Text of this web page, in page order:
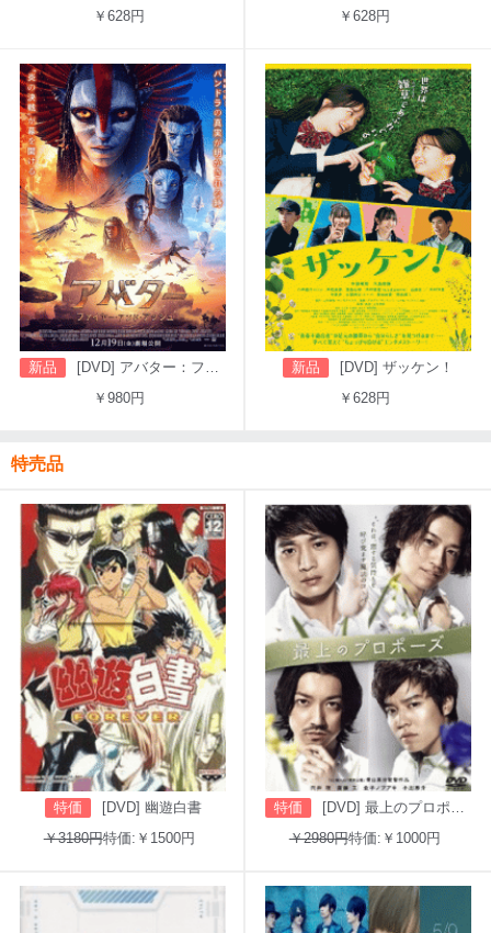
￥628円
￥628円
新品
[DVD] アバター：ファイヤー・アンド・アッシュ
￥980円
新品
[DVD] ザッケン！
￥628円
特売品
特価
[DVD] 幽遊白書
￥3180円特価:￥1500円
特価
[DVD] 最上のプロポーズ
￥2980円特価:￥1000円